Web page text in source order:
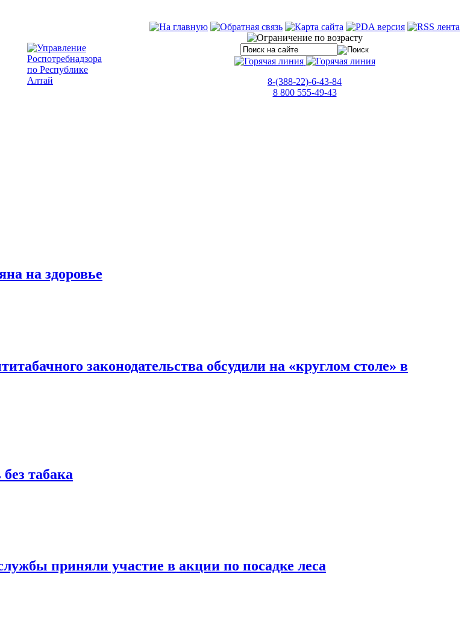
8-(388-22)-6-43-84
8 800 555-49-43
на здоровье
законодательства обсудили на «круглом столе» в
табака
приняли участие в акции по посадке леса